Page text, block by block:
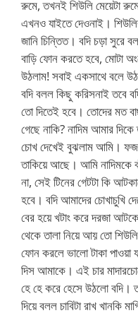
রুমে, তখনই শিউলি মেয়েটা
এখনও যাইতে দেওনাই।
জানি চিন্তিত। বদি চড়া সুরে
বাড়ি ফোন করতে হবে, মোটা
উঠলাম! সবাই একসাথে বলে
বদি বলল কিছু করিসনাই তবে
তো দিতেই হবে। তোদের মত
গেছে নাকি? নাদিম আমার
চোখ দেখেই বুঝলাম আমি।
তাকিয়ে আছে। আমি নাদিমকে
না, সেই টিনের গেটটা কি
হবে। বদি আমাদের চোখাচুখি
বের হয়ে খটাং করে দরজা
থেকে তালা নিয়ে আয় তো
ফোন করলে ভালো টাকা পাওয়া
দিস আমাকে। এই চার
হে হে করে হেসে উঠলো বদি।
দিয়ে বলল চাবিটা রাখ খানকি